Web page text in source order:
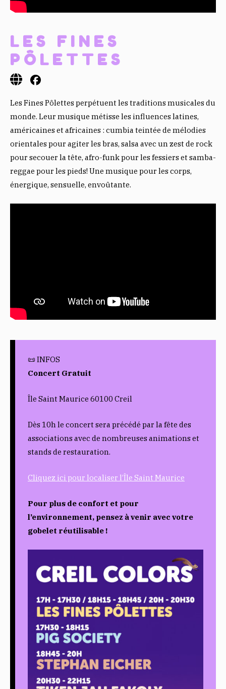
LES FINES
PÔLETTES
Les Fines Pôlettes perpétuent les traditions musicales du
monde. Leur musique métisse les influences latines,
américaines et africaines : cumbia teintée de mélodies
orientales pour agiter les bras, salsa avec un zest de rock
pour secouer la tête, afro-funk pour les fessiers et samba-
reggae pour les pieds! Une musique pour les corps,
énergique, sensuelle, envoûtante.
📜 INFOS
Concert Gratuit
Île Saint Maurice 60100 Creil
Dès 10h le concert sera précédé par la fête des
associations avec de nombreuses animations et
stands de restauration.
Cliquez ici pour localiser l’Île Saint Maurice
Pour plus de confort et pour
l’environnement, pensez à venir avec votre
gobelet réutilisable !